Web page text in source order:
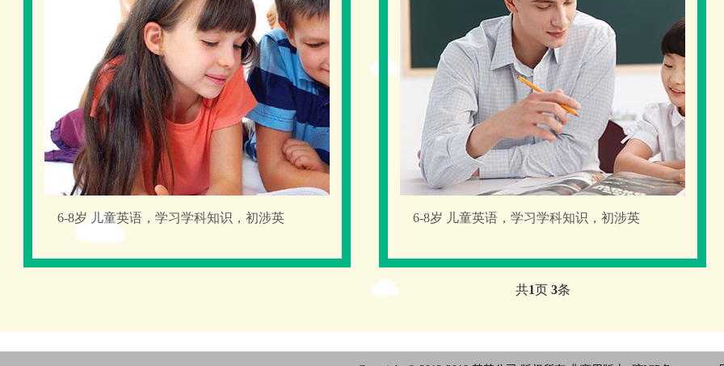
6-8岁 儿童英语，学习学科知识，初涉英 6-8岁 儿童英语，学习学科知识，初涉英
共1页 3条